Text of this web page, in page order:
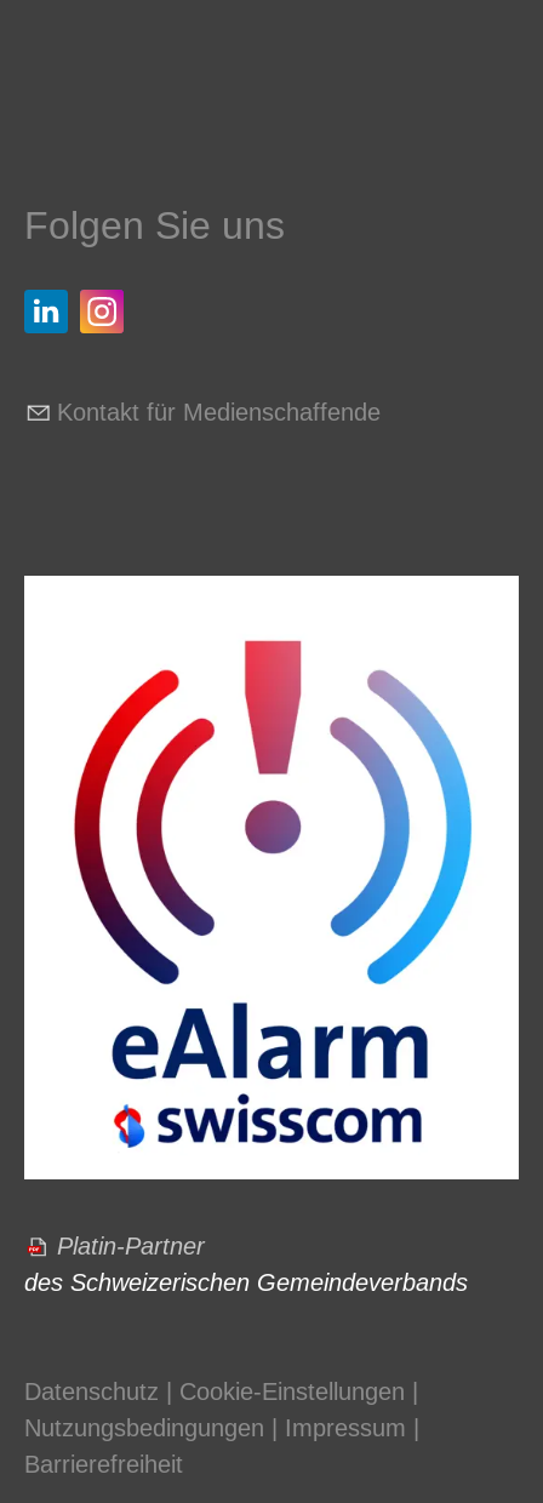
Folgen Sie uns
Kontakt für Medienschaffende
Platin-Partner
des Schweizerischen Gemeindeverbands
Datenschutz Cookie-Einstellungen
Nutzungsbedingungen
Impressum
Barrierefreiheit